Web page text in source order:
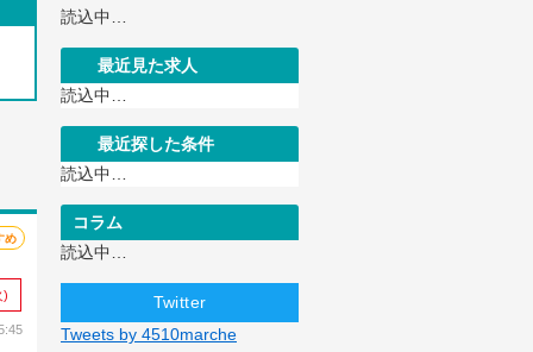
め
)
読込中…
最近見た求人
読込中…
最近探した条件
読込中…
コラム
読込中…
Twitter
Tweets by 4510marche